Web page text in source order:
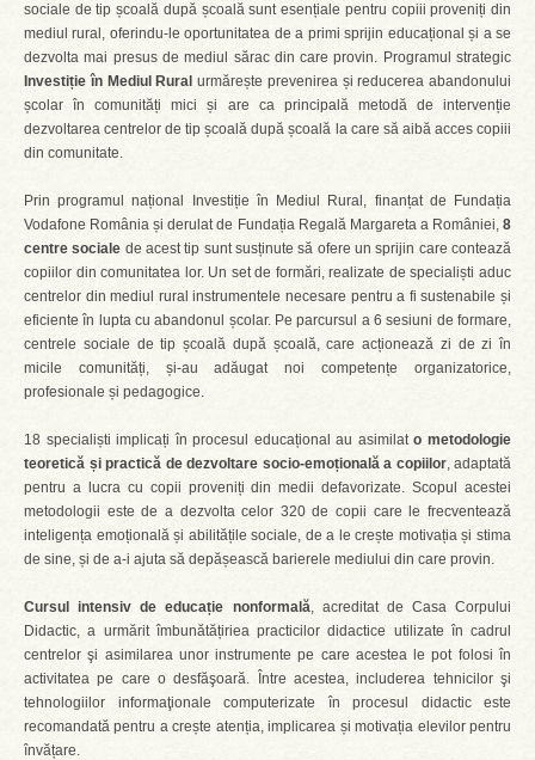
sociale de tip școală după școală sunt esențiale pentru copiii proveniți din
mediul rural, oferindu-le oportunitatea de a primi sprijin educațional și a se
dezvolta mai presus de mediul sărac din care provin. Programul strategic
Investiție în Mediul Rural urmărește prevenirea și reducerea abandonului
școlar în comunități mici și are ca principală metodă de intervenție
dezvoltarea centrelor de tip școală după școală la care să aibă acces copiii
din comunitate.
Prin programul național Investiție în Mediul Rural, finanțat de Fundația
Vodafone România și derulat de Fundația Regală Margareta a României, 8
centre sociale de acest tip sunt susținute să ofere un sprijin care contează
copiilor din comunitatea lor. Un set de formări, realizate de specialiști aduc
centrelor din mediul rural instrumentele necesare pentru a fi sustenabile și
eficiente în lupta cu abandonul școlar. Pe parcursul a 6 sesiuni de formare,
centrele sociale de tip școală după școală, care acționează zi de zi în
micile comunități, și-au adăugat noi competențe organizatorice,
profesionale și pedagogice.
18 specialiști implicați în procesul educațional au asimilato metodologie
teoretică și practică de dezvoltare socio-emoțională a copiilor, adaptată
pentru a lucra cu copii proveniți din medii defavorizate. Scopul acestei
metodologii este de a dezvolta celor 320 de copii care le frecventează
inteligența emoțională și abilitățile sociale, de a le crește motivația și stima
de sine, și de a-i ajuta să depășească barierele mediului din care provin.
Cursul intensiv de educație nonformală, acreditat de Casa Corpului
Didactic, a urmărit îmbunătățiriea practicilor didactice utilizate în cadrul
centrelor şi asimilarea unor instrumente pe care acestea le pot folosi în
activitatea pe care o desfăşoară. Între acestea, includerea tehnicilor şi
tehnologiilor informaţionale computerizate în procesul didactic este
recomandată pentru a crește atenția, implicarea și motivația elevilor pentru
învățare.